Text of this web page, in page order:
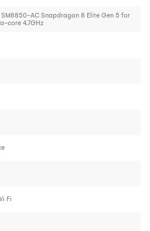
AC Snapdragon 8 Elite Gen 5 for
core 4.7GHz
Fi